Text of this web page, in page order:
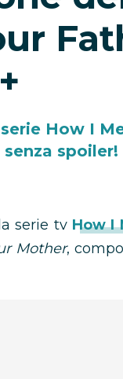
How I
spoiler!
serie tv How I
Mother,